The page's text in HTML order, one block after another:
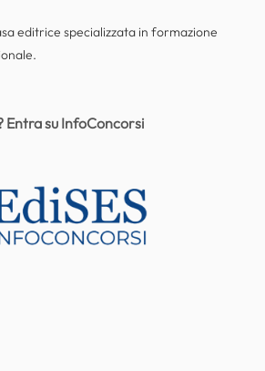
editrice specializzata in formazione
Entra su InfoConcorsi